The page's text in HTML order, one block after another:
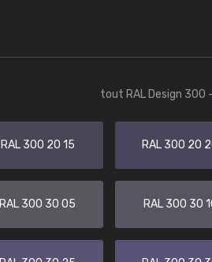
tout RAL Design 300
RAL 300 20 15 RAL 300 20
RAL 300 30 05 RAL 300 30